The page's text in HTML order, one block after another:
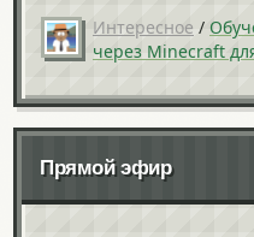
Интересное /
через Minecraft
Прямой эфир